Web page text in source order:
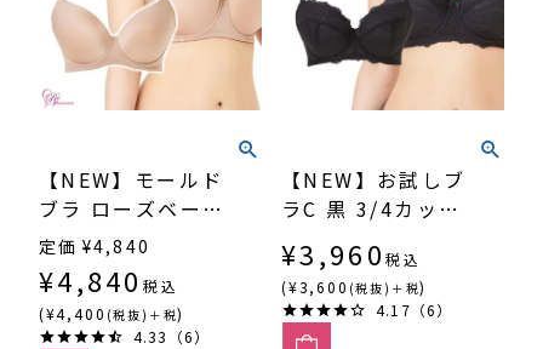
【NEW】モールド
ブラ ローズベージ
ュ 4/5カップ・丸
胸 （SP551）
定価 ¥4,840
¥4,840 税込
(¥4,400 (税抜)＋税)
4.33（6）
【NEW】お試しブ
ラC 黒 3/4カッ
SP544
¥3,960 税込
(¥3,600 (税抜)＋税)
4.17（6）